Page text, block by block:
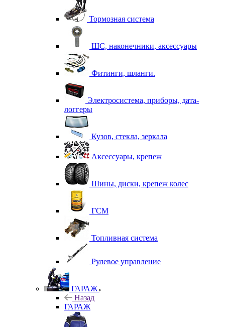
Тормозная система
ШС, наконечники, аксессуары
Фитинги, шланги.
Электросистема, приборы, дата-
логгеры
Кузов, стекла, зеркала
Аксессуары, крепеж
Шины, диски, крепеж колес
ГСМ
Топливная система
Рулевое управление
ГАРАЖ
Назад
ГАРАЖ